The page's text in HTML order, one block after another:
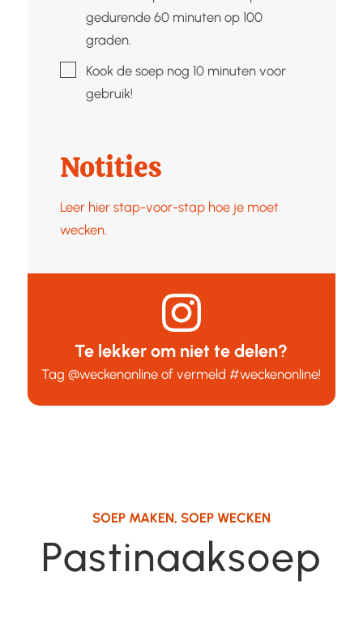
gedurende 60 minuten op 100
graden.
▢Kook de soep nog 10 minuten voor
gebruik!
Notities
Leer hier stap-voor-stap hoe je moet
wecken.
Te lekker om niet te delen?
Tag@weckenonline of vermeld#weckenonline!
SOEP MAKEN, SOEP WECKEN
Pastinaaksoep